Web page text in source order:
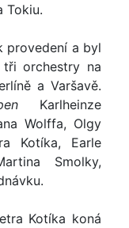
Tokiu.
provedení a byl
orchestry na
a Varšavě.
Karlheinze
Wolffa, Olgy
Kotíka, Earle
Smolky,
Kotíka koná